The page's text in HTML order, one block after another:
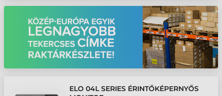
ELO 04L SERIES ÉRINTŐKÉPERNYŐS